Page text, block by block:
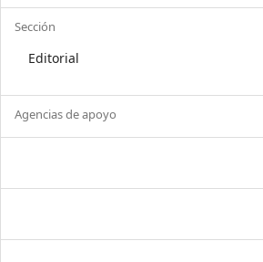
Sección
Editorial
Agencias de apoyo